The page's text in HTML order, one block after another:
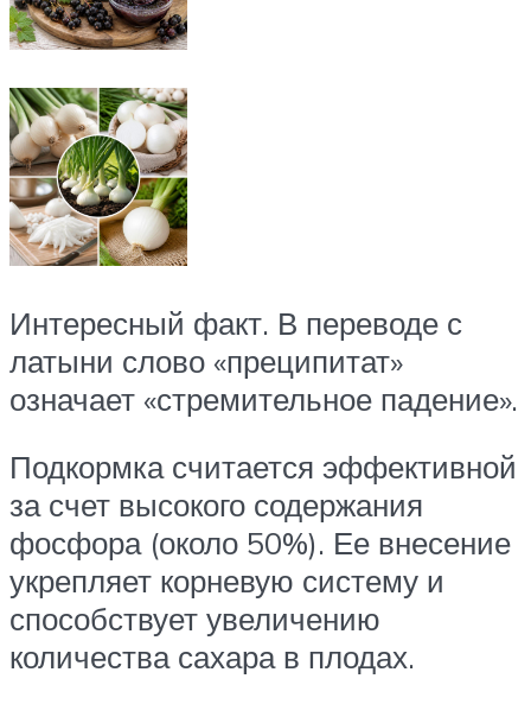
Интересный факт. В переводе с
латыни слово «преципитат»
означает «стремительное падение».
Подкормка считается эффективной
за счет высокого содержания
фосфора (около 50%). Ее внесение
укрепляет корневую систему и
способствует увеличению
количества сахара в плодах.